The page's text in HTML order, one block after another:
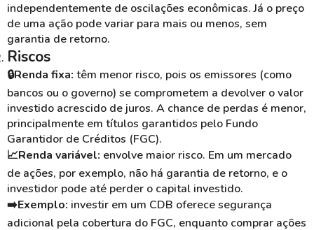
independentemente de oscilações econômicas. Já o preço
de uma ação pode variar para mais ou menos, sem
garantia de retorno.
Riscos
🔒Renda fixa: têm menor risco, pois os emissores (como
bancos ou o governo) se comprometem a devolver o valor
investido acrescido de juros. A chance de perdas é menor,
principalmente em títulos garantidos pelo Fundo
Garantidor de Créditos (FGC).
📈Renda variável: envolve maior risco. Em um mercado
de ações, por exemplo, não há garantia de retorno, e o
investidor pode até perder o capital investido.
➡️Exemplo: investir em um CDB oferece segurança
adicional pela cobertura do FGC, enquanto comprar ações